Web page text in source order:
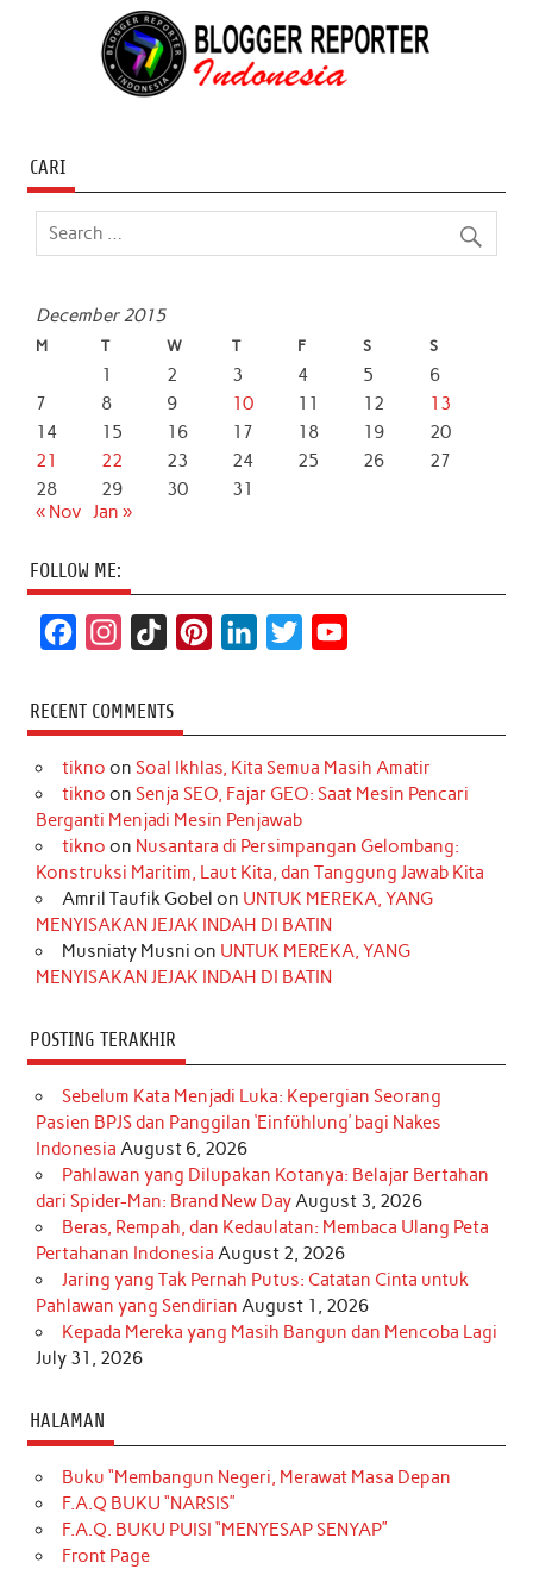
CARI
December 2015
M T W T F S S
1 2 3 4 5
6
7
8 9 10 11 12
13
14
15 16 17 18 19
20
21
22 23 24 25 26
27
28
29 30
31
« Nov
Jan »
FOLLOW ME:
c
e
b
o
k
s
t
a
r
a
m
k
T
o
k
t
e
r
e
s
t
k
e
d
I
n
t
t
r
T
u
e
RECENT COMMENTS
tikno on Soal Ikhlas, Kita Semua Masih Amatir
tikno on Senja SEO, Fajar GEO: Saat Mesin Pencari
Berganti Menjadi Mesin Penjawab
tikno on Nusantara di Persimpangan Gelombang:
Konstruksi Maritim, Laut Kita, dan Tanggung Jawab Kita
Amril Taufik Gobel on UNTUK MEREKA, YANG
MENYISAKAN JEJAK INDAH DI BATIN
Musniaty Musni on UNTUK MEREKA, YANG
MENYISAKAN JEJAK INDAH DI BATIN
POSTING TERAKHIR
Sebelum Kata Menjadi Luka: Kepergian Seorang
Pasien BPJS dan Panggilan ‘Einfühlung’ bagi Nakes
Indonesia August 6, 2026
Pahlawan yang Dilupakan Kotanya: Belajar Bertahan
dari Spider-Man: Brand New DayAugust 3, 2026
Beras, Rempah, dan Kedaulatan: Membaca Ulang Peta
Pertahanan Indonesia August 2, 2026
Jaring yang Tak Pernah Putus: Catatan Cinta untuk
Pahlawan yang Sendirian August 1, 2026
Kepada Mereka yang Masih Bangun dan Mencoba Lagi
July 31, 2026
HALAMAN
Buku “Membangun Negeri, Merawat Masa Depan
F.A.Q BUKU “NARSIS”
F.A.Q. BUKU PUISI “MENYESAP SENYAP”
Front Page